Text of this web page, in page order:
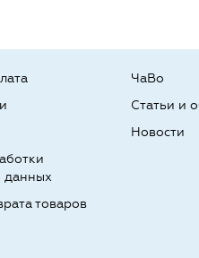
ЧаВо
Статьи и
Новости
данных
товаров